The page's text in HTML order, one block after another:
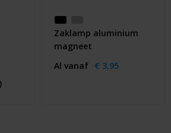
Zaklamp aluminium
magneet
Al vanaf € 3,95